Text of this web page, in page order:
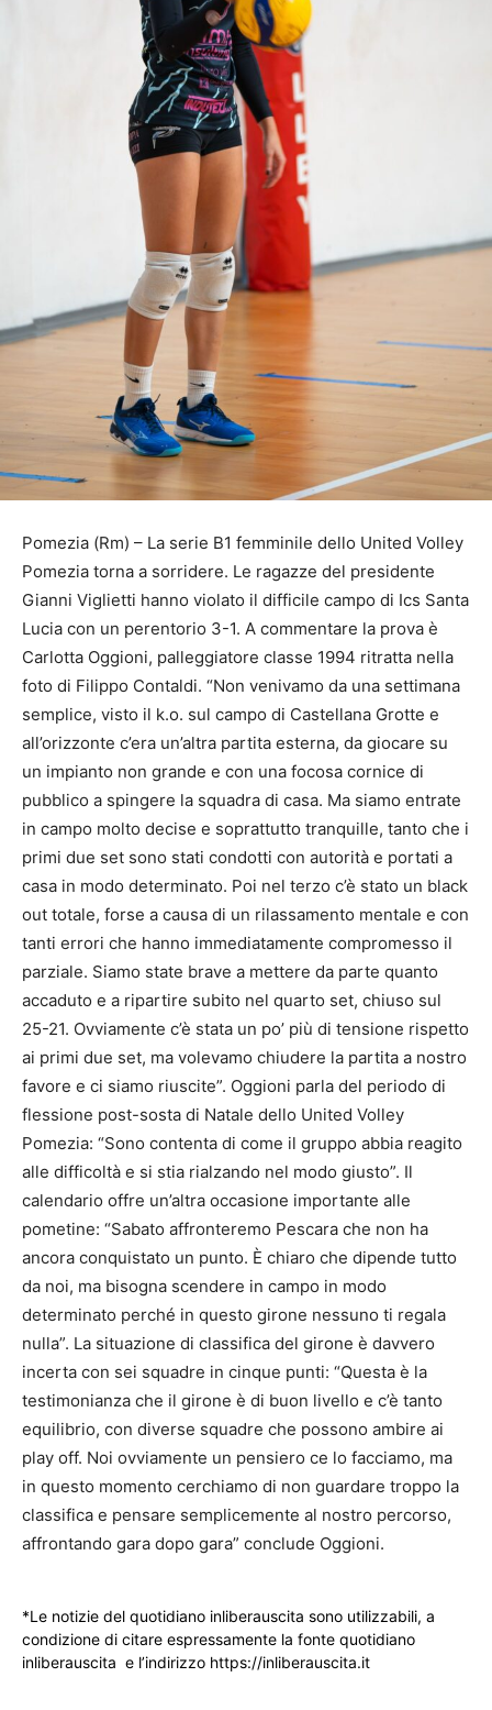
Pomezia (Rm) – La serie B1 femminile dello United Volley
Pomezia torna a sorridere. Le ragazze del presidente
Gianni Viglietti hanno violato il difficile campo di Ics Santa
Lucia con un perentorio 3-1. A commentare la prova è
Carlotta Oggioni, palleggiatore classe 1994 ritratta nella
foto di Filippo Contaldi. “Non venivamo da una settimana
semplice, visto il k.o. sul campo di Castellana Grotte e
all’orizzonte c’era un’altra partita esterna, da giocare su
un impianto non grande e con una focosa cornice di
pubblico a spingere la squadra di casa. Ma siamo entrate
in campo molto decise e soprattutto tranquille, tanto che i
primi due set sono stati condotti con autorità e portati a
casa in modo determinato. Poi nel terzo c’è stato un black
out totale, forse a causa di un rilassamento mentale e con
tanti errori che hanno immediatamente compromesso il
parziale. Siamo state brave a mettere da parte quanto
accaduto e a ripartire subito nel quarto set, chiuso sul
25-21. Ovviamente c’è stata un po’ più di tensione rispetto
ai primi due set, ma volevamo chiudere la partita a nostro
favore e ci siamo riuscite”. Oggioni parla del periodo di
flessione post-sosta di Natale dello United Volley
Pomezia: “Sono contenta di come il gruppo abbia reagito
alle difficoltà e si stia rialzando nel modo giusto”. Il
calendario offre un’altra occasione importante alle
pometine: “Sabato affronteremo Pescara che non ha
ancora conquistato un punto. È chiaro che dipende tutto
da noi, ma bisogna scendere in campo in modo
determinato perché in questo girone nessuno ti regala
nulla”. La situazione di classifica del girone è davvero
incerta con sei squadre in cinque punti: “Questa è la
testimonianza che il girone è di buon livello e c’è tanto
equilibrio, con diverse squadre che possono ambire ai
play off. Noi ovviamente un pensiero ce lo facciamo, ma
in questo momento cerchiamo di non guardare troppo la
classifica e pensare semplicemente al nostro percorso,
affrontando gara dopo gara” conclude Oggioni.
*Le notizie del quotidiano inliberauscita sono utilizzabili, a
condizione di citare espressamente la fonte quotidiano
inliberauscita e l’indirizzo https://inliberauscita.it